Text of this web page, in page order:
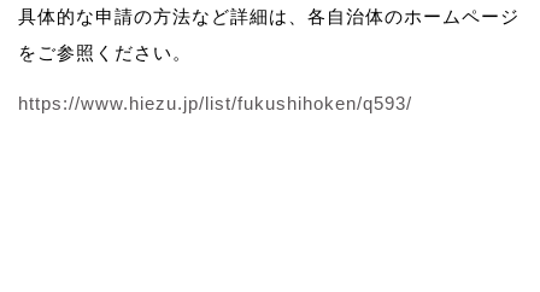
具体的な申請の方法など詳細は、各自治体のホームページ
をご参照ください。
https://www.hiezu.jp/list/fukushihoken/q593/